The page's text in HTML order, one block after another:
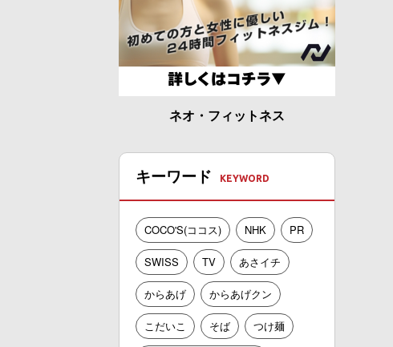
ネオ・フィットネス
キーワード
COCO'S(ココス) NHK PR
SWISS TV あさイチ
からあげ からあげクン
こだいこ そば つけ麺